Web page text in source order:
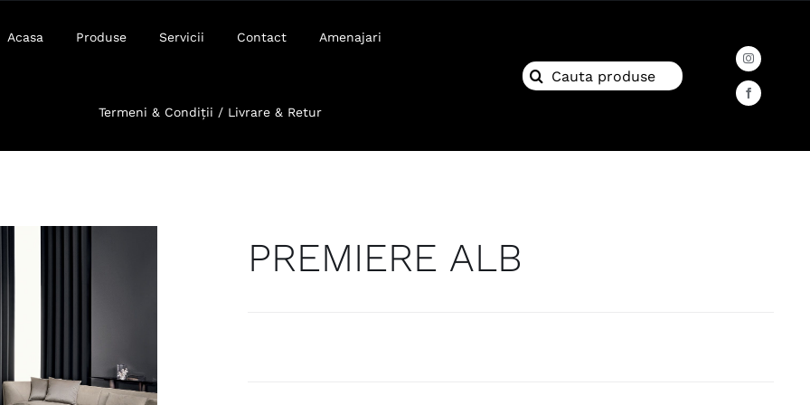
Acasa Produse Servicii Contact Amenajari
Termeni & Condiții / Livrare & Retur
Search
PREMIERE ALB